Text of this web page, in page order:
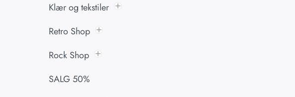
Klær og tekstiler
Retro Shop
Rock Shop
SALG 50%